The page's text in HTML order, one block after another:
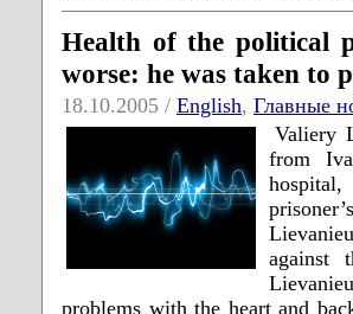
Health of the political
worse: he was taken to
18.10.2005 / English, Главные
Valiery
from
against
problems with the heart and